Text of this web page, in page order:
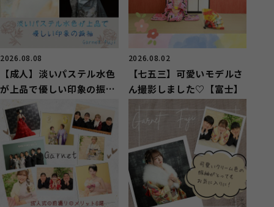
2026.08.08
【成人】淡いパステル水色
が上品で優しい印象の振袖
【富士市厚原】
2026.08.02
【七五三】可愛いモデルさ
ん撮影しました♡【富士】